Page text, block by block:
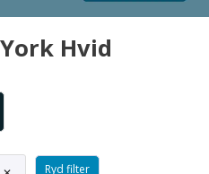
Hvid
Ryd filter